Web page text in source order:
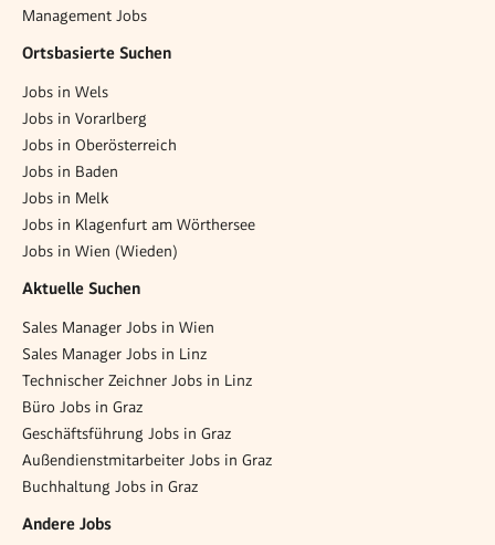
Management Jobs
Ortsbasierte Suchen
Jobs in Wels
Jobs in Vorarlberg
Jobs in Oberösterreich
Jobs in Baden
Jobs in Melk
Jobs in Klagenfurt am Wörthersee
Jobs in Wien (Wieden)
Aktuelle Suchen
Sales Manager Jobs in Wien
Sales Manager Jobs in Linz
Technischer Zeichner Jobs in Linz
Büro Jobs in Graz
Geschäftsführung Jobs in Graz
Außendienstmitarbeiter Jobs in Graz
Buchhaltung Jobs in Graz
Andere Jobs